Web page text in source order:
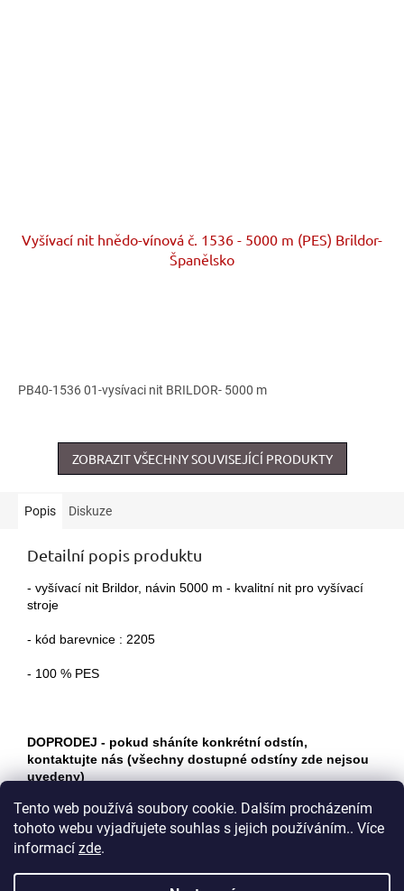
Tento web používá soubory cookie. Dalším procházením
tohoto webu vyjadřujete souhlas s jejich používáním.. Více
informací zde.
Vyšívací nit hnědo-vínová č. 1536 - 5000 m (PES) Brildor-
Španělsko
PB40-1536 01-vysívaci nit BRILDOR- 5000 m
ZOBRAZIT VŠECHNY SOUVISEJÍCÍ PRODUKTY
Popis Diskuze
Detailní popis produktu
- vyšívací nit Brildor, návin 5000 m - kvalitní nit pro vyšívací
stroje
- kód barevnice : 2205
- 100 % PES
DOPRODEJ - pokud sháníte konkrétní odstín,
kontaktujte nás (všechny dostupné odstíny zde nejsou
uvedeny)